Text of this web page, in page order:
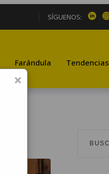
SÍGUENOS:
Farándula Tendencias
×